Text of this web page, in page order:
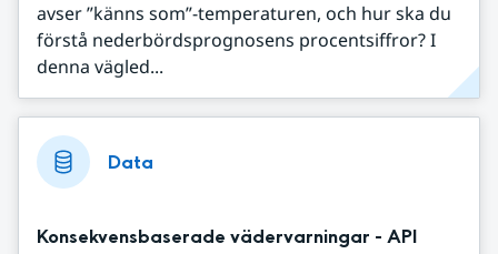
avser ”känns som”-temperaturen, och hur ska du
förstå nederbördsprognosens procentsiffror? I
denna vägled...
Data
Konsekvensbaserade vädervarningar - API